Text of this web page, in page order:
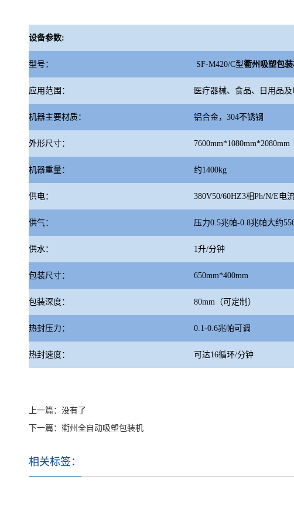
设备参数:
型号： SF-M420/C型衢州吸塑包
应用范围： 医疗器械、食品、日用品
机器主要材质： 铝合金，304不锈钢
外形尺寸：
机器重量： 约1400kg
供电： 380V50/60HZ3相Ph/N/E电
供气： 压力0.5兆帕-0.8兆帕大约
供水： 1升/分钟
包装尺寸： 650mm*400mm
包装深度： 80mm（可定制）
热封压力： 0.1-0.6兆帕可调
热封速度： 可达16循环/分钟
上一篇：没有了
下一篇： 衢州全自动吸塑包装机
相关标签：